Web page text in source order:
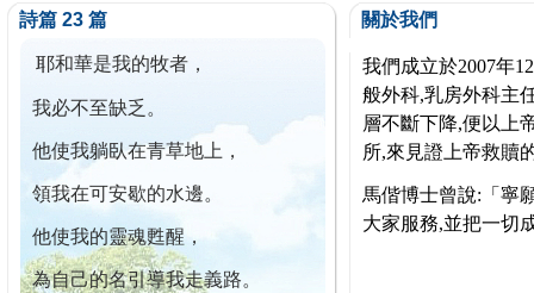
詩篇 23 篇
耶和華是我的牧者，
我必不至缺乏。
他使我躺臥在青草地上，
領我在可安歇的水邊。
他使我的靈魂甦醒，
為自己的名引導我走義路。
關於我們
我們成立於2007年
般外科,乳房外科主
層不斷下降,便以上
所,來見證上帝救贖
馬偕博士曾說:「寧
大家服務,並把一切